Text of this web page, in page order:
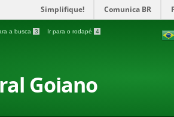
Simplifique! Comunica BR
a busca 3 Ir para o rodapé 4
Goiano